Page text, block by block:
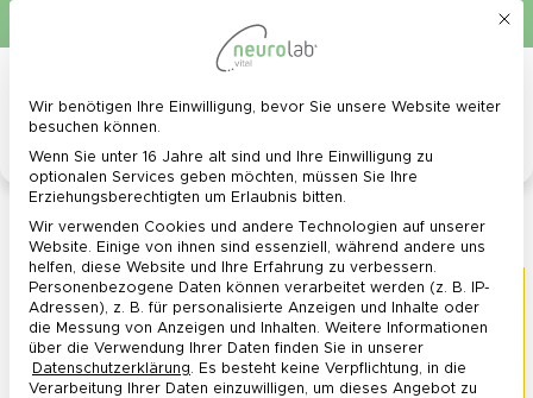
Schnelle Lieferung in 1 - 3 Werktagen
Kostenlose Lieferung ab 40 €*
L-Tryptophan – Essentielle Aminosäure mit vielseitiger
Funktion
Mit
Datenschutz-Präferenz
Wir benötigen Ihre Einwilligung, bevor Sie unsere Website weiter
besuchen können.
Wenn Sie unter 16 Jahre alt sind und Ihre Einwilligung zu
optionalen Services geben möchten, müssen Sie Ihre
Erziehungsberechtigten um Erlaubnis bitten.
Wir verwenden Cookies und andere Technologien auf unserer
Website. Einige von ihnen sind essenziell, während andere uns
helfen, diese Website und Ihre Erfahrung zu verbessern.
Personenbezogene Daten können verarbeitet werden (z. B. IP-
Adressen), z. B. für personalisierte Anzeigen und Inhalte oder
die Messung von Anzeigen und Inhalten. Weitere Informationen
über die Verwendung Ihrer Daten finden Sie in unserer
Datenschutzerklärung. Es besteht keine Verpflichtung, in die
Verarbeitung Ihrer Daten einzuwilligen, um dieses Angebot zu